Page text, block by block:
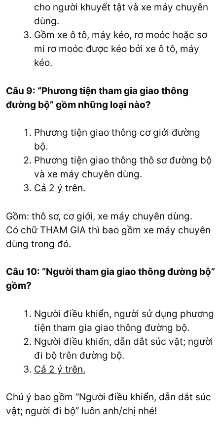
cho người khuyết tật và xe máy chuyên
dùng.
Gồm xe ô tô, máy kéo, rơ moóc hoặc sơ
mi rơ moóc được kéo bởi xe ô tô, máy
kéo.
Câu 9: “Phương tiện tham gia giao thông
đường bộ” gồm những loại nào?
Phương tiện giao thông cơ giới đường
bộ.
Phương tiện giao thông thô sơ đường bộ
và xe máy chuyên dùng.
Cả 2 ý trên.
Gồm: thô sơ, cơ giới, xe máy chuyên dùng.
Có chữ THAM GIA thì bao gồm xe máy chuyên
dùng trong đó.
Câu 10: “Người tham gia giao thông đường bộ”
gồm?
Người điều khiển, người sử dụng phương
tiện tham gia giao thông đường bộ.
Người điều khiển, dẫn dắt súc vật; người
đi bộ trên đường bộ.
Cả 2 ý trên.
Chú ý bao gồm “Người điều khiển, dẫn dắt súc
vật; người đi bộ” luôn anh/chị nhé!